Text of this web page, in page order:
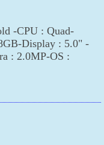
-CPU : Quad-
Display : 5.0" -
: 2.0MP-OS :